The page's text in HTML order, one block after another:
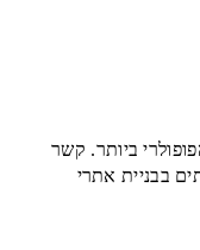
ביותר. קשר
בבניית אתרי